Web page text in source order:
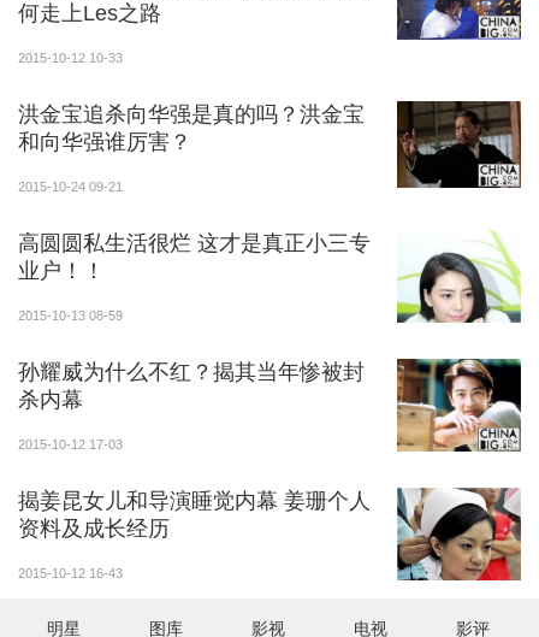
何走上Les之路
2015-10-12 10-33
洪金宝追杀向华强是真的吗？洪金宝
和向华强谁厉害？
2015-10-24 09-21
高圆圆私生活很烂 这才是真正小三专
业户！！
2015-10-13 08-59
孙耀威为什么不红？揭其当年惨被封
杀内幕
2015-10-12 17-03
揭姜昆女儿和导演睡觉内幕 姜珊个人
资料及成长经历
2015-10-12 16-43
明星 图库 影视 电视 影评